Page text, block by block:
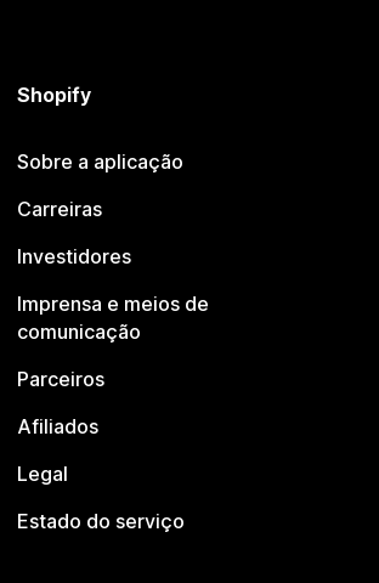
Shopify
Sobre a aplicação
Carreiras
Investidores
Imprensa e meios de
comunicação
Parceiros
Afiliados
Legal
Estado do serviço